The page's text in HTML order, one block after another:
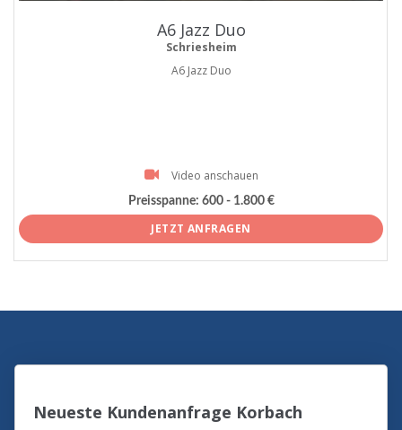
A6 Jazz Duo
Schriesheim
A6 Jazz Duo
Video anschauen
Preisspanne: 600 - 1.800 €
JETZT ANFRAGEN
Neueste Kundenanfrage Korbach